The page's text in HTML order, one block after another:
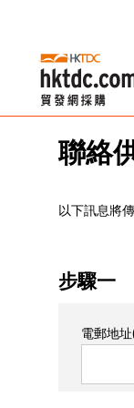
聯絡
以下訊息將
步驟一
電郵地址